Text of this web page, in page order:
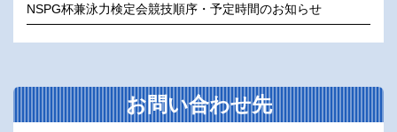
NSPG杯兼泳力検定会競技順序・予定時間のお知らせ
お問い合わせ先